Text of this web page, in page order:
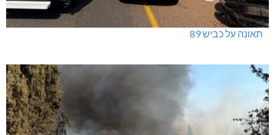
תאונה על כביש 89